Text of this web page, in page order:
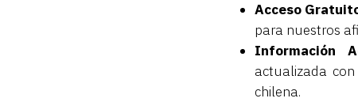
Acceso
para nuestros
Información
actualizada
chilena.